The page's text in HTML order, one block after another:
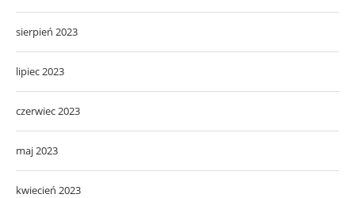
sierpień 2023
lipiec 2023
czerwiec 2023
maj 2023
kwiecień 2023